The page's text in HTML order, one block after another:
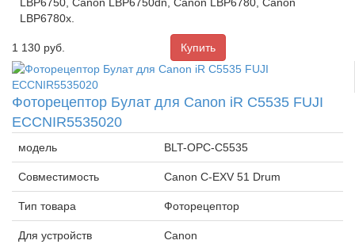
LBP6780x.
1 130 руб.
Фоторецептор Булат для Canon iR C5535 FUJI
ECCNIR5535020
модель BLT-OPC-C5535
Совместимость Canon C-EXV 51 Drum
Тип товара Фоторецептор
Для устройств Canon